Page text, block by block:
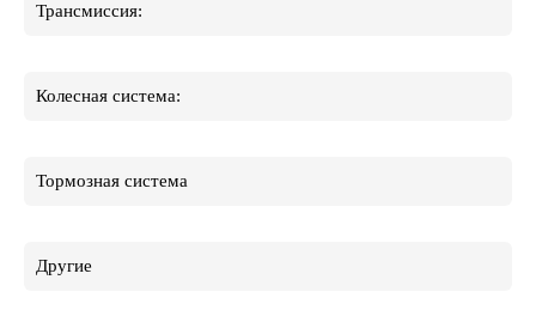
Трансмиссия:
Колесная система:
Тормозная система
Другие